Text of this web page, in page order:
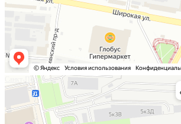
Санкт-Петербург